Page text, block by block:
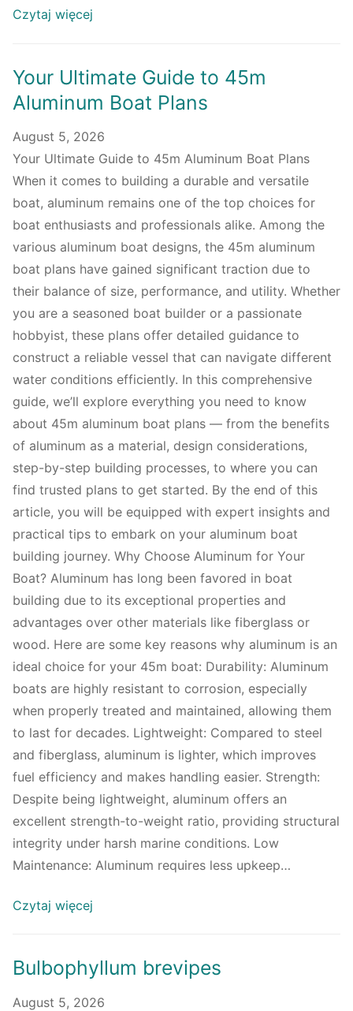
Czytaj więcej
Your Ultimate Guide to 45m
Aluminum Boat Plans
August 5, 2026
Your Ultimate Guide to 45m Aluminum Boat Plans
When it comes to building a durable and versatile
boat, aluminum remains one of the top choices for
boat enthusiasts and professionals alike. Among the
various aluminum boat designs, the 45m aluminum
boat plans have gained significant traction due to
their balance of size, performance, and utility. Whether
you are a seasoned boat builder or a passionate
hobbyist, these plans offer detailed guidance to
construct a reliable vessel that can navigate different
water conditions efficiently. In this comprehensive
guide, we’ll explore everything you need to know
about 45m aluminum boat plans — from the benefits
of aluminum as a material, design considerations,
step-by-step building processes, to where you can
find trusted plans to get started. By the end of this
article, you will be equipped with expert insights and
practical tips to embark on your aluminum boat
building journey. Why Choose Aluminum for Your
Boat? Aluminum has long been favored in boat
building due to its exceptional properties and
advantages over other materials like fiberglass or
wood. Here are some key reasons why aluminum is an
ideal choice for your 45m boat: Durability: Aluminum
boats are highly resistant to corrosion, especially
when properly treated and maintained, allowing them
to last for decades. Lightweight: Compared to steel
and fiberglass, aluminum is lighter, which improves
fuel efficiency and makes handling easier. Strength:
Despite being lightweight, aluminum offers an
excellent strength-to-weight ratio, providing structural
integrity under harsh marine conditions. Low
Maintenance: Aluminum requires less upkeep…
Czytaj więcej
Bulbophyllum brevipes
August 5, 2026